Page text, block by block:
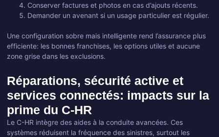
Conserver factures et photos en cas d’ajouts récents.
Demander un avenant si un usage particulier est régulier.
Une configuration sobre mais intelligente rend l’assurance plus
efficiente: les bonnes franchises, les options utiles et aucune
zone grise dans les exclusions.
Réparations, sécurité active et
services connectés: impacts sur la
prime du C-HR
Le C-HR intègre des aides à la conduite avancées. Ces
systèmes réduisent la fréquence des sinistres, surtout les